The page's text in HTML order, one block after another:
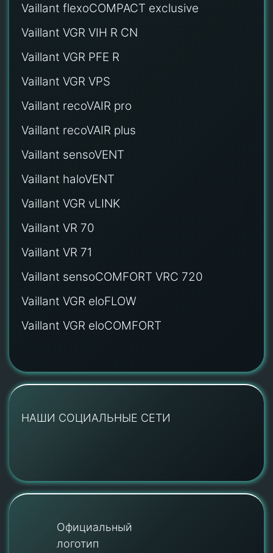
Vaillant flexoCOMPACT exclusive
Vaillant VGR VIH R CN
Vaillant VGR PFE R
Vaillant VGR VPS
Vaillant recoVAIR pro
Vaillant recoVAIR plus
Vaillant sensoVENT
Vaillant haloVENT
Vaillant VGR vLINK
Vaillant VR 70
Vaillant VR 71
Vaillant sensoCOMFORT VRC 720
Vaillant VGR eloFLOW
Vaillant VGR eloCOMFORT
НАШИ СОЦИАЛЬНЫЕ СЕТИ
Официальный
логотип